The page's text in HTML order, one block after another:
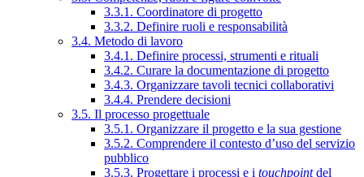
3.3.1. Coordinatore di progetto
3.3.2. Definire ruoli e responsabilità
3.4. Metodo di lavoro
3.4.1. Definire processi, strumenti e rituali
3.4.2. Curare la documentazione di progetto
3.4.3. Organizzare tavoli tecnici collaborativi
3.4.4. Prendere decisioni
3.5. Il processo progettuale
3.5.1. Organizzare il progetto e la sua gestione
3.5.2. Comprendere il contesto d’uso del servizio
pubblico
3.5.3. Progettare i processi e i touchpointdel